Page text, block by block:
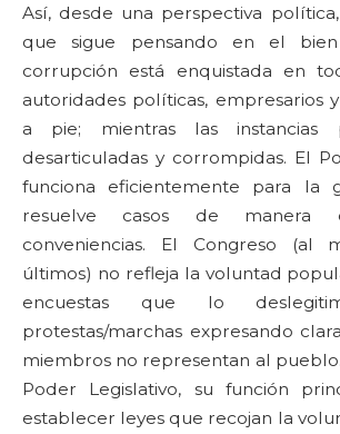
Así, desde una perspectiva
que sigue pensando en el
corrupción está enquistada en
autoridades políticas, empresarios
a pie; mientras las instancias
desarticuladas y corrompidas. El
funciona eficientemente para la
resuelve casos de manera
conveniencias. El Congreso (al
últimos) no refleja la voluntad
encuestas que lo
protestas/marchas expresando
miembros no representan al
Poder Legislativo, su función
establecer leyes que recojan la